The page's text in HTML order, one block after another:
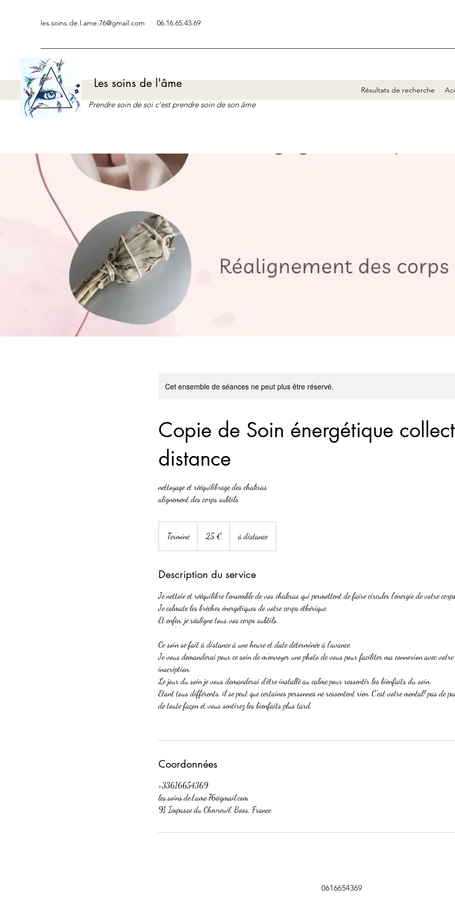
les.soins.de.l.ame.76@gmail.com 06.16.65.43.69
Les soins de l'âme Résultats de recherche
Prendre soin de soi c'est prendre soin de son âme
Cet ensemble de séances ne peut plus être réservé.
Copie de Soin énergétique
distance
nettoyage et rééquilibrage des chakras
alignement des corps subtils
TerminéT
m
n
é
25 € à distance
Description du service
Je nettoie et rééquilibre l'ensemble de vos chakras qui permettent de faire circuler l'énergie de votre
Je colmate les brèches énergétiques de votre corps éthérique.
Et enfin, je réaligne tous vos corps subtils.
Ce soin se fait à distance à une heure et date déterminée à l'avance.
Je vous demanderai pour ce soin de m'envoyer une photo de vous pour faciliter ma connexion avec
inscription.
Le jour du soin je vous demanderai d'être installé au calme pour ressentir les bienfaits du soin.
Etant tous différents, il se peut que certaines personnes ne ressentent rien. C'est votre mental! pas de
de toute façon et vous sentirez les bienfaits plus tard.
Coordonnées
+33616654369
les.soins.de.l.ame.76@gmail.com
91 Impasse du Chevreuil, Boos, France
0616654369